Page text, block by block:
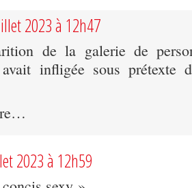
2023 à 12h47
de la galerie de
infligée sous prétexte
2023 à 12h59